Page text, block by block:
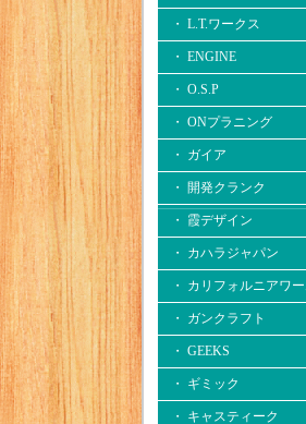
・ L.T.ワークス
・ ENGINE
・ O.S.P
・ ONプラニング
・ ガイア
・ 開発クランク
・ 霞デザイン
・ カハラジャパン
・ カリフォルニアワ
・ ガンクラフト
・ GEEKS
・ ギミック
・ キャスティーク